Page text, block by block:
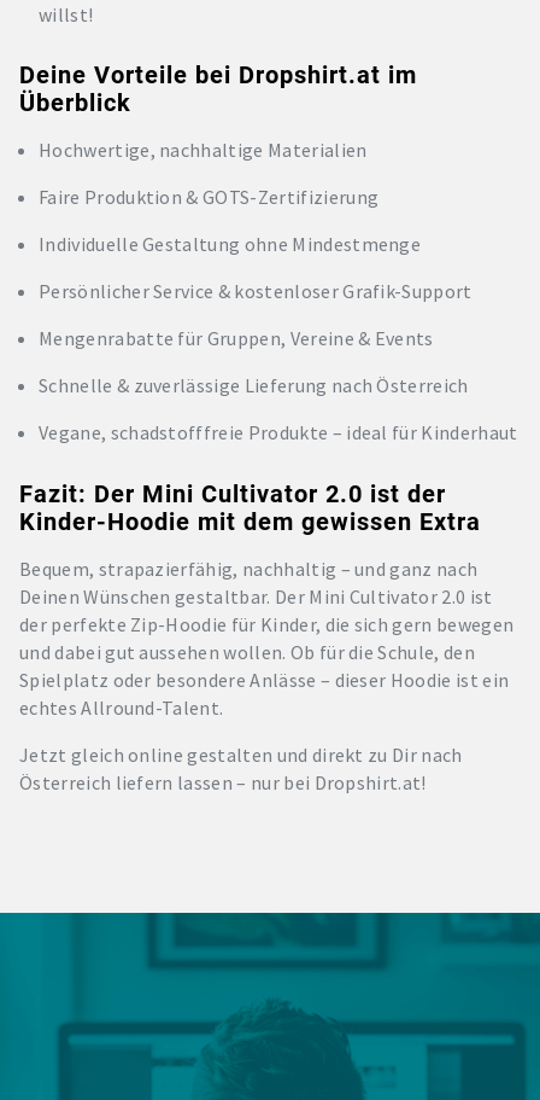
willst!
Deine Vorteile bei Dropshirt.at im
Überblick
Hochwertige, nachhaltige Materialien
Faire Produktion & GOTS-Zertifizierung
Individuelle Gestaltung ohne Mindestmenge
Persönlicher Service & kostenloser Grafik-Support
Mengenrabatte für Gruppen, Vereine & Events
Schnelle & zuverlässige Lieferung nach Österreich
Vegane, schadstofffreie Produkte – ideal für Kinderhaut
Fazit: Der Mini Cultivator 2.0 ist der
Kinder-Hoodie mit dem gewissen Extra
Bequem, strapazierfähig, nachhaltig – und ganz nach
Deinen Wünschen gestaltbar. Der Mini Cultivator 2.0 ist
der perfekte Zip-Hoodie für Kinder, die sich gern bewegen
und dabei gut aussehen wollen. Ob für die Schule, den
Spielplatz oder besondere Anlässe – dieser Hoodie ist ein
echtes Allround-Talent.
Jetzt gleich online gestalten und direkt zu Dir nach
Österreich liefern lassen – nur bei Dropshirt.at!